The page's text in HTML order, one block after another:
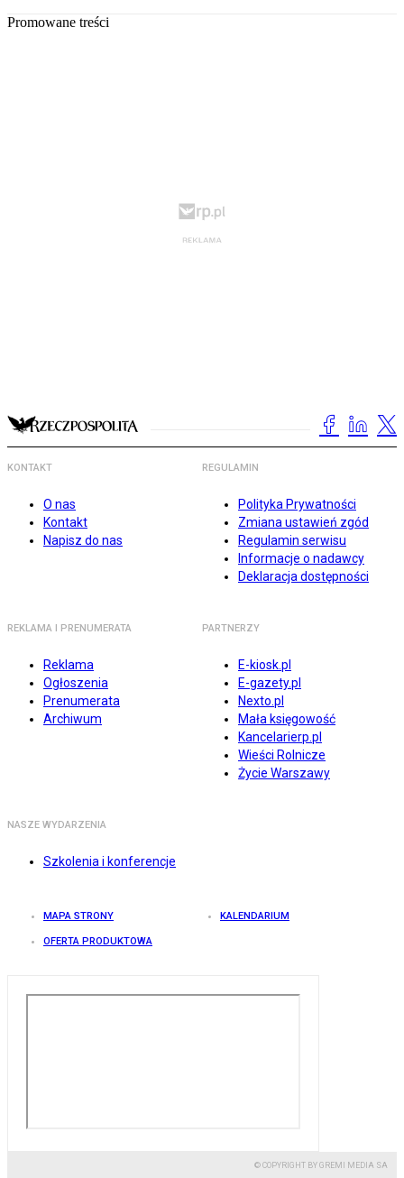
Promowane treści
KONTAKT
O nas
Kontakt
Napisz do nas
REGULAMIN
Polityka Prywatności
Zmiana ustawień zgód
Regulamin serwisu
Informacje o nadawcy
Deklaracja dostępności
REKLAMA I PRENUMERATA
Reklama
Ogłoszenia
Prenumerata
Archiwum
PARTNERZY
E-kiosk.pl
E-gazety.pl
Nexto.pl
Mała księgowość
Kancelarierp.pl
Wieści Rolnicze
Życie Warszawy
NASZE WYDARZENIA
Szkolenia i konferencje
MAPA STRONY KALENDARIUM
OFERTA PRODUKTOWA
© COPYRIGHT BY GREMI MEDIA SA